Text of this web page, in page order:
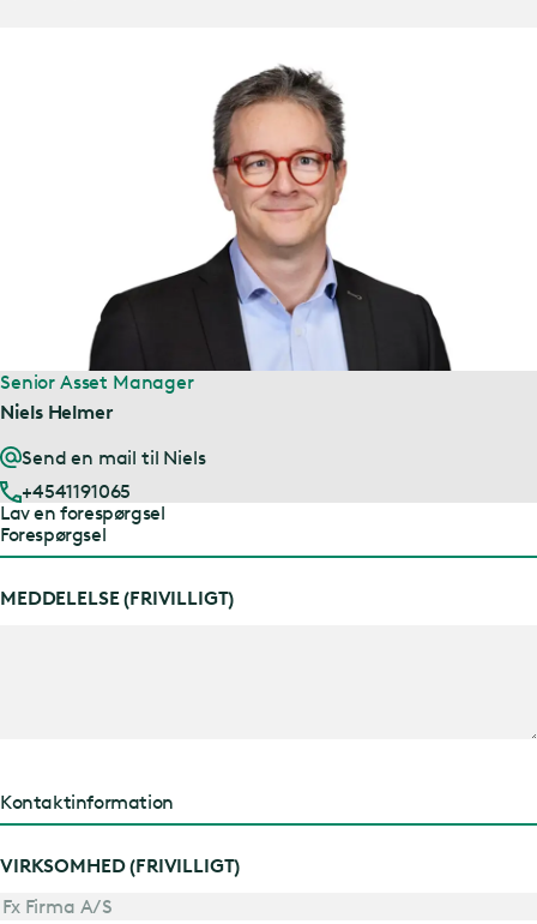
Senior Asset Manager
Niels Helmer
Send en mail til Niels
+4541191065
Lav en forespørgsel
Forespørgsel
MEDDELELSE (FRIVILLIGT)
Kontaktinformation
VIRKSOMHED (FRIVILLIGT)